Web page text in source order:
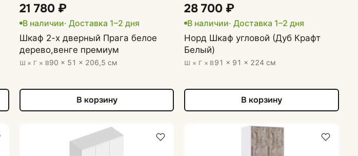
21 780 ₽
В наличии· Доставка 1–2 дня
Шкаф 2-х дверный Прага белое
дерево,венге премиум
Ш × Г × В90 × 51 × 206,5 см
В корзину
28 700 ₽
В наличии· Доставка 1–2 дня
Норд Шкаф угловой (Дуб Крафт
Белый)
Ш × Г × В91 × 91 × 224 см
В корзину